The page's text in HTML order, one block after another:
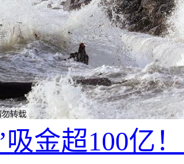
吸金超100亿